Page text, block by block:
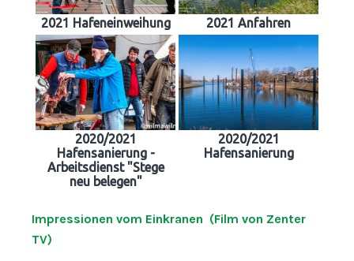
2021 Hafeneinweihung 2021 Anfahren
2020/2021
Hafensanierung -
Arbeitsdienst "Stege
neu belegen"
2020/2021
Hafensanierung
Impressionen vom Einkranen (Film von Zenter
TV)